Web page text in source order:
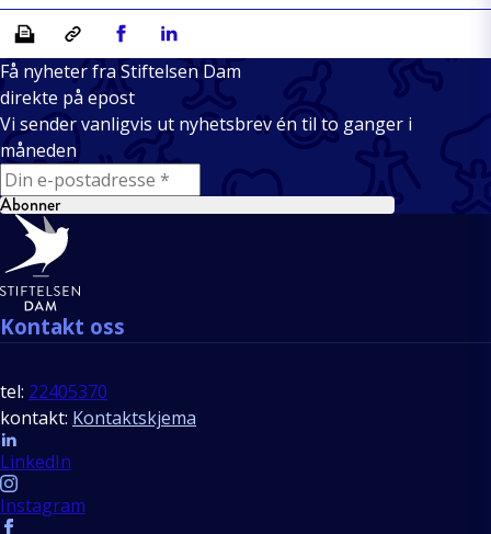
Skriv ut Kopiera länkDel på Facebook
Del på Linkedin
Få nyheter fra Stiftelsen Dam
direkte på epost
Vi sender vanligvis ut nyhetsbrev én til to ganger i
måneden
E-mail
Abonner
Bunntekst
Kontakt oss
tel: 22405370
kontakt: Kontaktskjema
Follow us
LinkedIn
Instagram